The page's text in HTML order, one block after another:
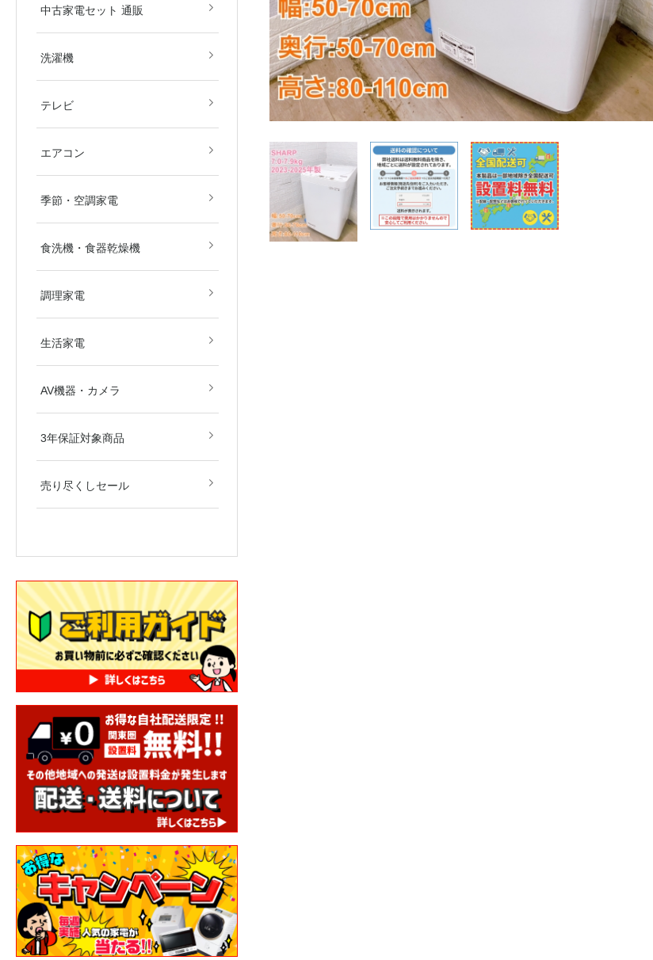
中古家電セット 通販
中古家電2点セット(冷蔵
庫・洗濯機)
中古家電3点セット(冷蔵
庫・洗濯機・レンジ)
中古家電4点セット(冷蔵
庫・洗濯機・レンジ・炊
中古家電5点セット（冷蔵
庫・洗濯機・レンジ・炊
飯器・掃除機）
洗濯機
全自動洗濯機
ドラム式洗濯機
洗濯乾燥機
衣類乾燥機
テレビ デジタルテレビ
その他テレビ
4Kテレビ
エアコン 地域限定商品 東京都限定商品
神奈川県限定商品
埼玉県限定商品
千葉県限定商品
2.2kw(木造6畳～鉄筋9畳)
2.5kw(木造7畳～鉄筋10
2.8kw(木造8畳～鉄筋12
季節・空調家電 ストーブ・ヒーター
その他冷暖房・空調機器
食洗機・食器乾燥機
調理家電
生活家電
AV機器・カメラ
3年保証対象商品
売り尽くしセール